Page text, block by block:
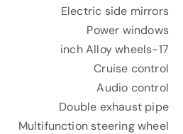
Electric side mirrors
Power windows
17-inch Alloy wheels
Cruise control
Audio control
Double exhaust pipe
Multifunction steering wheel